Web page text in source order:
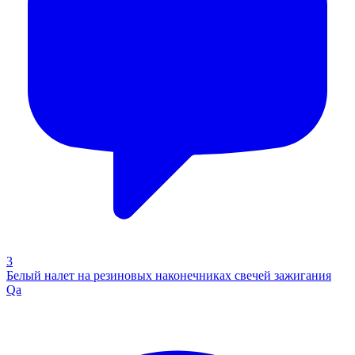
3
Белый налет на резиновых наконечниках свечей зажигания
Qa